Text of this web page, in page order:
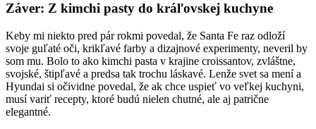
Záver: Z kimchi pasty do kráľovskej kuchyne
Keby mi niekto pred pár rokmi povedal, že Santa Fe raz odloží
svoje guľaté oči, krikľavé farby a dizajnové experimenty, neveril by
som mu. Bolo to ako kimchi pasta v krajine croissantov, zvláštne,
svojské, štipľavé a predsa tak trochu láskavé. Lenže svet sa mení a
Hyundai si očividne povedal, že ak chce uspieť vo veľkej kuchyni,
musí variť recepty, ktoré budú nielen chutné, ale aj patrične
elegantné.